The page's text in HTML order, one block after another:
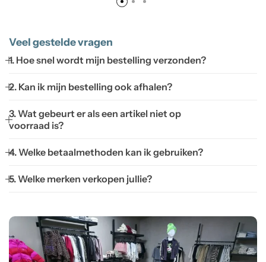
Veel gestelde vragen
1. Hoe snel wordt mijn bestelling verzonden?
2. Kan ik mijn bestelling ook afhalen?
3. Wat gebeurt er als een artikel niet op
voorraad is?
4. Welke betaalmethoden kan ik gebruiken?
5. Welke merken verkopen jullie?